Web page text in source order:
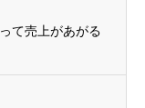
て売上があがる